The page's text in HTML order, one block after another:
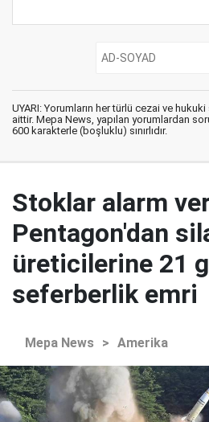
UYARI: Yorumların her türlü cezai ve
aittir. Mepa News, yapılan yorumlardan
600 karakterle (boşluklu) sınırlıdır.
Stoklar alarm
Pentagon'dan
üreticilerine 21
seferberlik emri
Mepa News > Amerika